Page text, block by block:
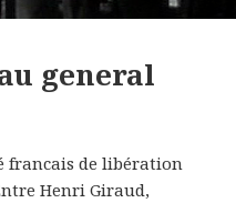
general
francais de libération
Henri Giraud,